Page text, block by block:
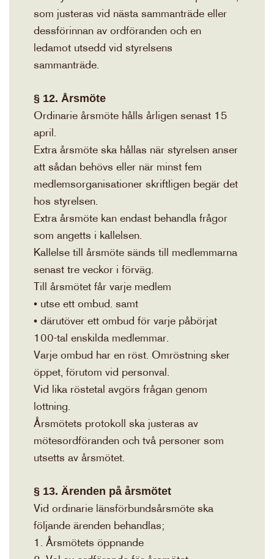
som justeras vid nästa sammanträde eller
dessförinnan av ordföranden och en
ledamot utsedd vid styrelsens
sammanträde.
§ 12. Årsmöte
Ordinarie årsmöte hålls årligen senast 15
april.
Extra årsmöte ska hållas när styrelsen anser
att sådan behövs eller när minst fem
medlemsorganisationer skriftligen begär det
hos styrelsen.
Extra årsmöte kan endast behandla frågor
som angetts i kallelsen.
Kallelse till årsmöte sänds till medlemmarna
senast tre veckor i förväg.
Till årsmötet får varje medlem
• utse ett ombud. samt
• därutöver ett ombud för varje påbörjat
100-tal enskilda medlemmar.
Varje ombud har en röst. Omröstning sker
öppet, förutom vid personval.
Vid lika röstetal avgörs frågan genom
lottning.
Årsmötets protokoll ska justeras av
mötesordföranden och två personer som
utsetts av årsmötet.
§ 13. Ärenden på årsmötet
Vid ordinarie länsförbundsårsmöte ska
följande ärenden behandlas;
1. Årsmötets öppnande